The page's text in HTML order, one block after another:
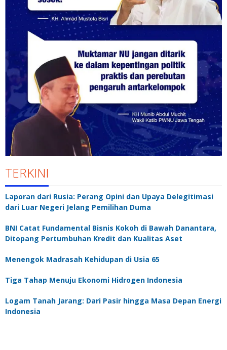
TERKINI
Laporan dari Rusia: Perang Opini dan Upaya Delegitimasi
dari Luar Negeri Jelang Pemilihan Duma
BNI Catat Fundamental Bisnis Kokoh di Bawah Danantara,
Ditopang Pertumbuhan Kredit dan Kualitas Aset
Menengok Madrasah Kehidupan di Usia 65
Tiga Tahap Menuju Ekonomi Hidrogen Indonesia
Logam Tanah Jarang: Dari Pasir hingga Masa Depan Energi
Indonesia